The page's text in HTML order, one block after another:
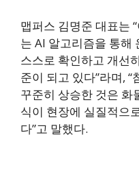
맵퍼스 김명준 대표는
는 AI 알고리즘을 통해
스스로 확인하고 개선
준이 되고 있다”라며,
꾸준히 상승한 것은 화
식이 현장에 실질적으
다”고 말했다.